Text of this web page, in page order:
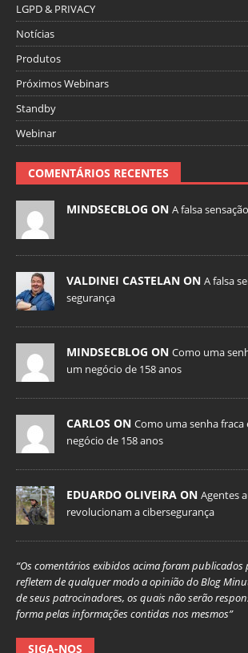
LGPD & PRIVACY
Notícias
Produtos
Próximos Webinars
Standby
Webinar
COMENTÁRIOS RECENTES
MINDSECBLOG ON A falsa
VALDINEI CASTELAN ON A falsa
segurança
MINDSECBLOG ON Como uma
um negócio de 158 anos
CARLOS ON Como uma senha
negócio de 158 anos
EDUARDO OLIVEIRA ON Agentes
revolucionam a cibersegurança
“Os comentários exibidos acima foram publicados
refletem de qualquer modo a opinião do Blog
de seus patrocinadores, os quais não serão
forma pelas informações contidas nos mesmos”
SIGA-NOS